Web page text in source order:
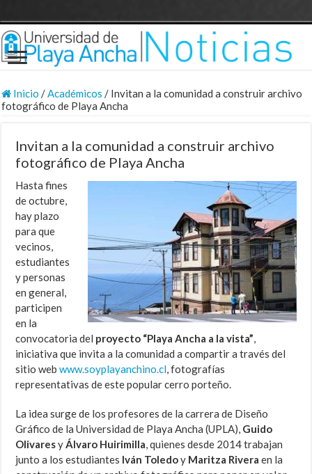
Inicio /Académicos / Invitan a la comunidad a construir archivo
fotográfico de Playa Ancha
Invitan a la comunidad a construir archivo
fotográfico de Playa Ancha
Hasta fines
de octubre,
hay plazo
para que
vecinos,
estudiantes
y personas
en general,
participen
en la
convocatoria del proyecto “Playa Ancha a la vista”,
iniciativa que invita a la comunidad a compartir a través del
sitio webwww.soyplayanchino.cl, fotografías
representativas de este popular cerro porteño.
La idea surge de los profesores de la carrera de Diseño
Gráfico de la Universidad de Playa Ancha (UPLA), Guido
OlivaresyÁlvaro Huirimilla, quienes desde 2014 trabajan
junto a los estudiantes Iván Toledoy Maritza Rivera en la